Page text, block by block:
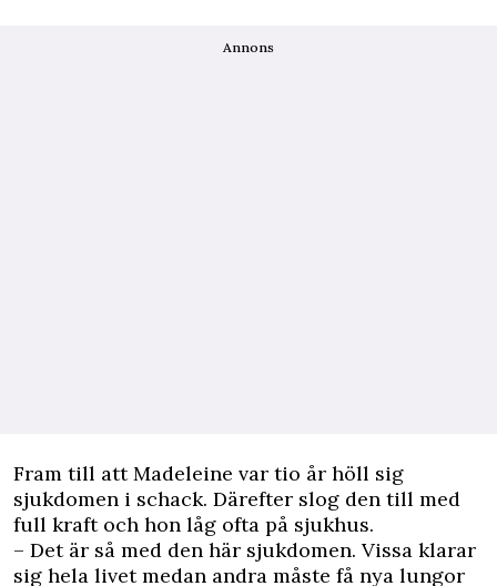
Annons
Fram till att Madeleine var tio år höll sig
sjukdomen i schack. Därefter slog den till med
full kraft och hon låg ofta på sjukhus.
– Det är så med den här sjukdomen. Vissa klarar
sig hela livet medan andra måste få nya lungor